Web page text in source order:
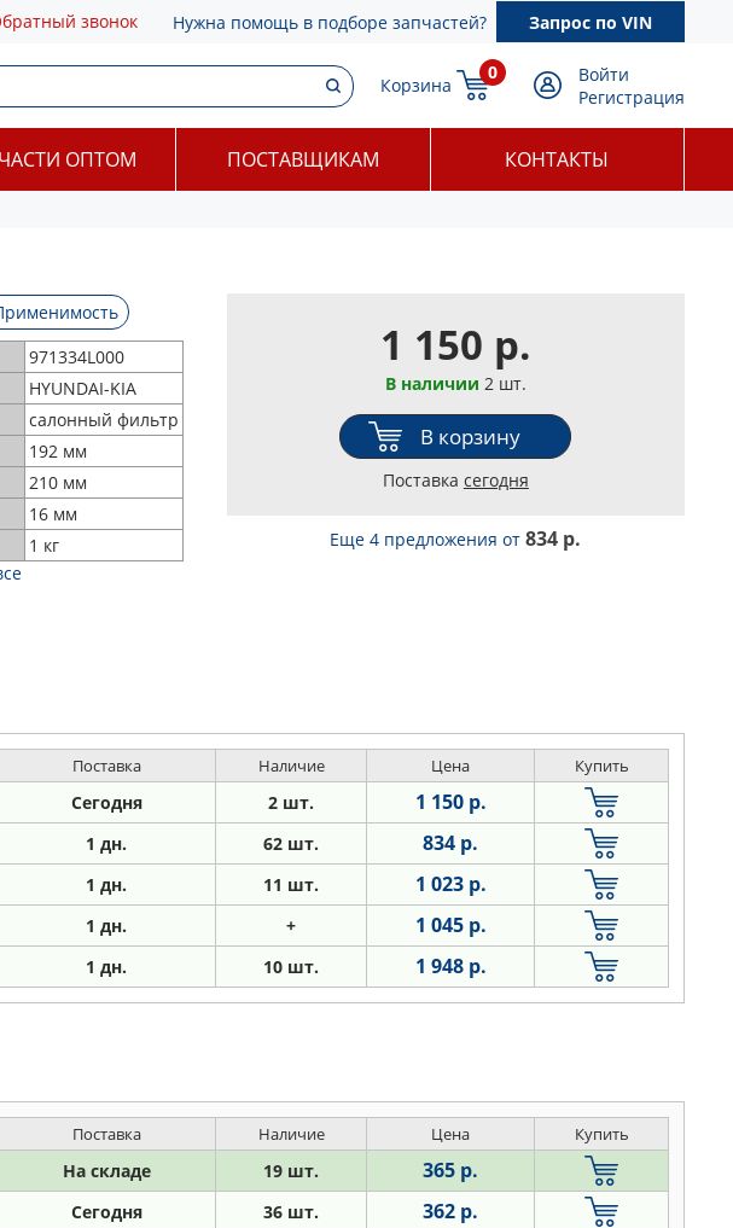
звонок Нужна помощь в подборе запчастей? Запрос по VIN
Корзина
0
Войти
Регистрация
ОПТОМ ПОСТАВЩИКАМ КОНТАКТЫ
971334L000
HYUNDAI-KIA
салонный фильтр
192 мм
210 мм
16 мм
1 кг
1 150 р.
В наличии 2 шт.
В корзину
Поставка сегодня
Еще 4 предложенияот834 р.
Поставка Наличие Цена Купить
Сегодня 2 шт. 1 150 р.
1 дн. 62 шт. 834 р.
1 дн. 11 шт. 1 023 р.
1 дн. + 1 045 р.
1 дн. 10 шт. 1 948 р.
Поставка Наличие Цена Купить
На складе 19 шт. 365 р.
Сегодня 36 шт. 362 р.